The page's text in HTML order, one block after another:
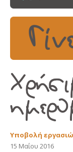
Υποβολή
15 Μαΐου 2016